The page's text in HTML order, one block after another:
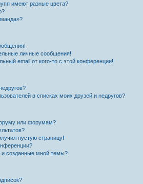
имеют разные цвета?
личные сообщения!
email от кого-то с этой конференции!
в списках моих друзей и недругов?
или форумам?
пустую страницу!
и созданные мной темы?